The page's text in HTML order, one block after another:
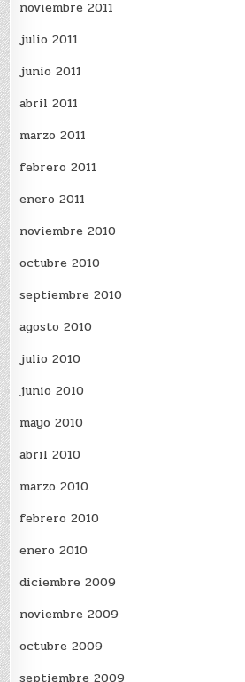
noviembre 2011
julio 2011
junio 2011
abril 2011
marzo 2011
febrero 2011
enero 2011
noviembre 2010
octubre 2010
septiembre 2010
agosto 2010
julio 2010
junio 2010
mayo 2010
abril 2010
marzo 2010
febrero 2010
enero 2010
diciembre 2009
noviembre 2009
octubre 2009
septiembre 2009